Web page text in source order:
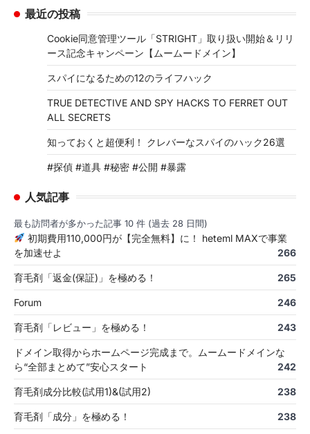
最近の投稿
Cookie同意管理ツール「STRIGHT」取り扱い開始＆リリ
ース記念キャンペーン【ムームードメイン】
スパイになるための12のライフハック
TRUE DETECTIVE AND SPY HACKS TO FERRET OUT
ALL SECRETS
知っておくと超便利！ クレバーなスパイのハック26選
#探偵 #道具 #秘密 #公開 #暴露
人気記事
最も訪問者が多かった記事 10 件 (過去 28 日間)
初期費用110,000円が【完全無料】に！ heteml MAXで事業
を加速せよ
266
育毛剤「返金(保証)」を極める！ 265
Forum 246
育毛剤「レビュー」を極める！ 243
ドメイン取得からホームページ完成まで。ムームードメインな
ら“全部まとめて”安心スタート
242
育毛剤成分比較(試用1)&(試用2) 238
育毛剤「成分」を極める！ 238